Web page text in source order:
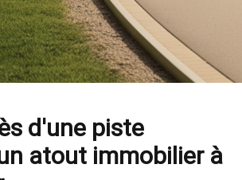
d'une piste
atout immobilier à